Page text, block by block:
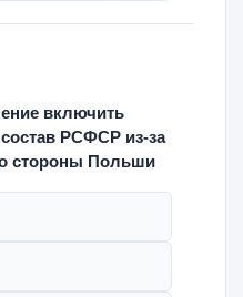
включить
РСФСР из-за
стороны Польши